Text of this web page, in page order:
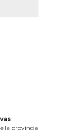
la provincia